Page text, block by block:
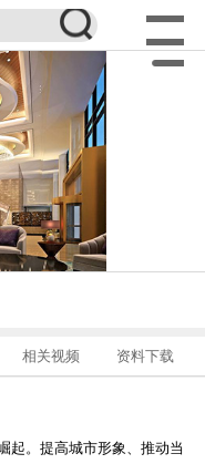
相关视频 资料下载
。提高城市形象、推动当